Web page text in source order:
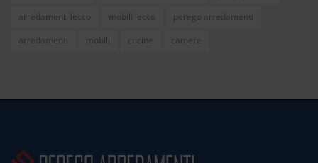
arredamenti lecco
mobili lecco
perego arredamenti
arredamenti
mobili cucine camere